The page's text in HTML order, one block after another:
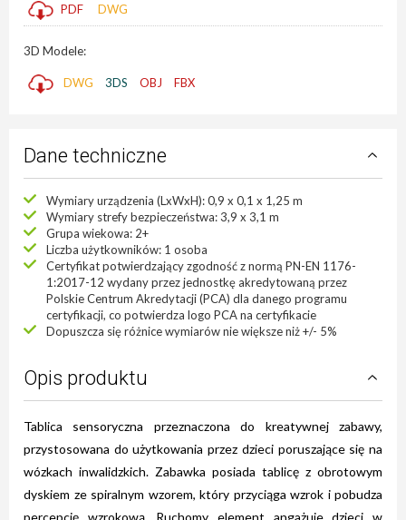
PDF DWG
3D Modele:
DWG 3DS OBJ FBX
Dane techniczne
Wymiary urządzenia (LxWxH): 0,9 x 0,1 x 1,25 m
Wymiary strefy bezpieczeństwa: 3,9 x 3,1 m
Grupa wiekowa: 2+
Liczba użytkowników: 1 osoba
Certyfikat potwierdzający zgodność z normą PN-EN 1176-
1:2017-12 wydany przez jednostkę akredytowaną przez
Polskie Centrum Akredytacji (PCA) dla danego programu
certyfikacji, co potwierdza logo PCA na certyfikacie
Dopuszcza się różnice wymiarów nie większe niż +/- 5%
Opis produktu
Tablica sensoryczna przeznaczona do kreatywnej zabawy,
przystosowana do użytkowania przez dzieci poruszające się na
wózkach inwalidzkich. Zabawka posiada tablicę z obrotowym
dyskiem ze spiralnym wzorem, który przyciąga wzrok i pobudza
percepcję wzrokową. Ruchomy element angażuje dzieci w